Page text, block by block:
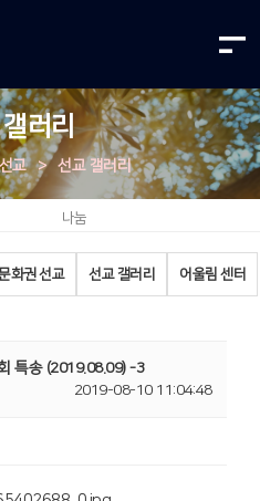
러리
교 > 선교 갤러리
나눔
화권 선교 선교 갤러리 어울림 센터
특송 (2019.08.09) -3
2019-08-10 11:04:48